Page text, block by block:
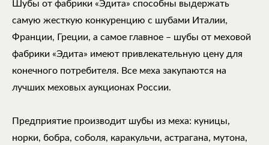
Шубы от фабрики «Эдита» способны выдержать
самую жесткую конкуренцию с шубами Италии,
Франции, Греции, а самое главное – шубы от меховой
фабрики «Эдита» имеют привлекательную цену для
конечного потребителя. Все меха закупаются на
лучших меховых аукционах России.
Предприятие производит шубы из меха: куницы,
норки, бобра, соболя, каракульчи, астрагана, мутона,